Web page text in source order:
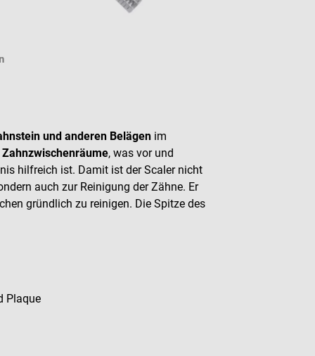
und anderen Belägen im
Zahnzwischenräume, was vor und
hilfreich ist. Damit ist der Scaler nicht
auch zur Reinigung der Zähne. Er
gründlich zu reinigen. Die Spitze des
Plaque